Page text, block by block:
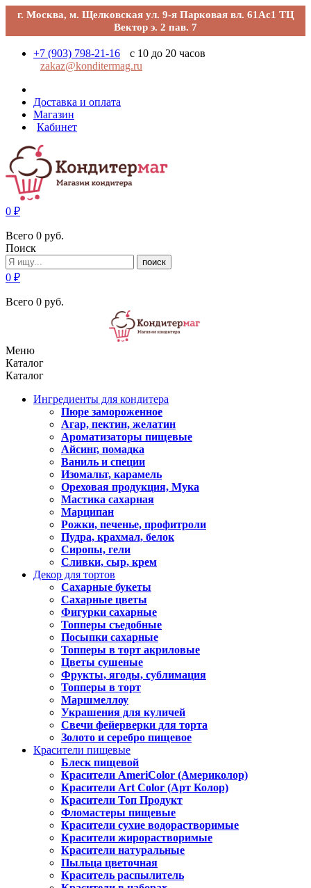
г. Москва, м. Щелковская ул. 9-я Парковая вл. 61Ас1 ТЦ
Вектор э. 2 пав. 7
+7 (903) 798-21-16
с 10 до 20 часов
zakaz@konditermag.ru
Доставка и оплата
Магазин
Кабинет
0 ₽
Всего 0 руб.
Поиск
поиск
0 ₽
Всего 0 руб.
Меню
Каталог
Каталог
Ингредиенты для кондитера
Пюре замороженное
Агар, пектин, желатин
Ароматизаторы пищевые
Айсинг, помадка
Ваниль и специи
Изомальт, карамель
Ореховая продукция, Мука
Мастика сахарная
Марципан
Рожки, печенье, профитроли
Пудра, крахмал, белок
Сиропы, гели
Сливки, сыр, крем
Декор для тортов
Сахарные букеты
Сахарные цветы
Фигурки сахарные
Топперы съедобные
Посыпки сахарные
Топперы в торт акриловые
Цветы сушеные
Фрукты, ягоды, сублимация
Топперы в торт
Маршмеллоу
Украшения для куличей
Свечи фейерверки для торта
Золото и серебро пищевое
Красители пищевые
Блеск пищевой
Красители AmeriColor (Америколор)
Красители Art Color (Арт Колор)
Красители Топ Продукт
Фломастеры пищевые
Красители сухие водорастворимые
Красители жирорастворимые
Красители натуральные
Пыльца цветочная
Краситель распылитель